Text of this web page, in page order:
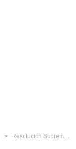
Resolución Suprema N° 002-2013-RE Nombran Representante Permanente del Perú ante los Organismos Internacionales con sede en Ginebra, Suiza